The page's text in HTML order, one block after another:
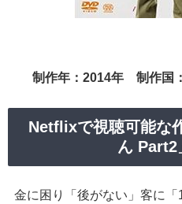
制作年：2014年 制作国
Netflixで視聴可能な
ん Part2
金に困り「後がない」客に